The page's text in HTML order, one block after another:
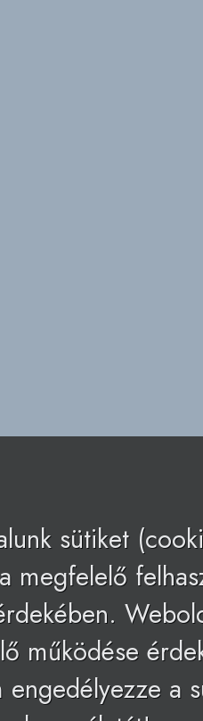
sütiket
megfelelő
működése
engedélyezze a